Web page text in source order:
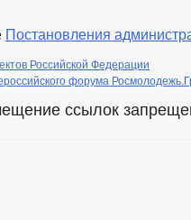
Постановления
Российской Федерации
форума
ссылок